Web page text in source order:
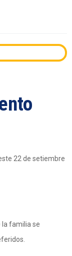
22 de setiembre
la familia se